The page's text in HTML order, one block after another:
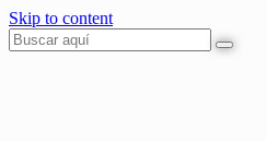
Skip to content